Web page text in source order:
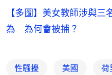
【多圖】美女教師涉與
為 為何會被捕？
性騷擾 美國 荷